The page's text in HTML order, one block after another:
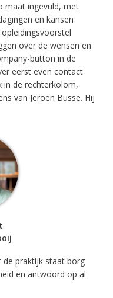
maat ingevuld, met
en kansen
over de wensen en
button in de
eerst even contact
in de rechterkolom,
van Jeroen Busse. Hij
de praktijk staat borg
en antwoord op al